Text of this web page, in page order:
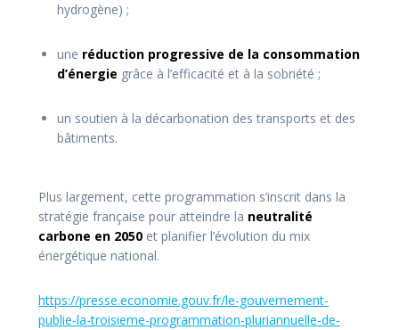
hydrogène) ;
une réduction progressive de la consommation
d’énergie grâce à l’efficacité et à la sobriété ;
un soutien à la décarbonation des transports et des
bâtiments.
Plus largement, cette programmation s’inscrit dans la
stratégie française pour atteindre la neutralité
carbone en 2050 et planifier l’évolution du mix
énergétique national.
https://presse.economie.gouv.fr/le-gouvernement-
publie-la-troisieme-programmation-pluriannuelle-de-